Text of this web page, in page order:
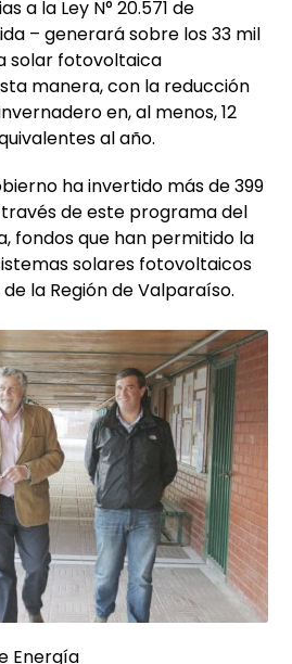
a la Ley N° 20.571 de
– generará sobre los 33 mil
solar fotovoltaica
manera, con la reducción
en, al menos, 12
al año.
ha invertido más de 399
de este programa del
fondos que han permitido la
solares fotovoltaicos
la Región de Valparaíso.
Energía